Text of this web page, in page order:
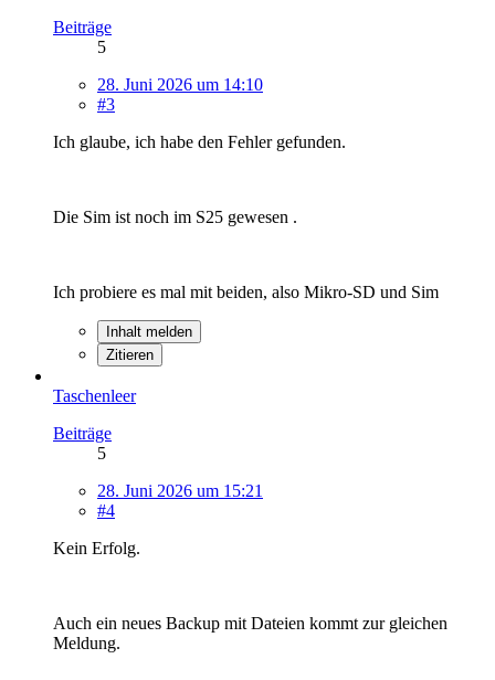
Beiträge
5
28. Juni 2026 um 14:10
#3
Ich glaube, ich habe den Fehler gefunden.
Die Sim ist noch im S25 gewesen .
Ich probiere es mal mit beiden, also Mikro-SD und Sim
Inhalt melden
Zitieren
Taschenleer
Beiträge
5
28. Juni 2026 um 15:21
#4
Kein Erfolg.
Auch ein neues Backup mit Dateien kommt zur gleichen
Meldung.